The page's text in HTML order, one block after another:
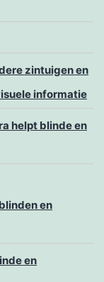
zintuigen en
informatie
helpt blinde en
en
en